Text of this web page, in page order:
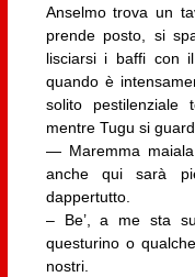
Anselmo trova un
prende posto, si
lisciarsi i baffi con
quando è
solito pestilenziale
mentre Tugu si
— Maremma
anche qui sarà
dappertutto.
– Be’, a me sta
questurino o
nostri.